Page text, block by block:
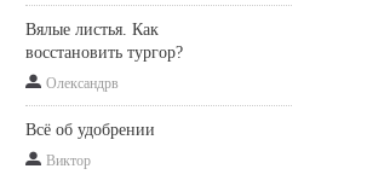
Вялые листья. Как
восстановить тургор?
Олександрв
Всё об удобрении
Виктор